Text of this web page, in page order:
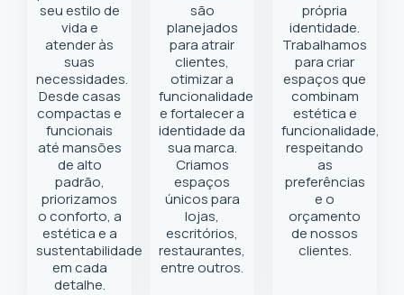
seu estilo de
vida e
atender às
suas
necessidades.
Desde casas
compactas e
funcionais
até mansões
de alto
padrão,
priorizamos
o conforto, a
estética e a
sustentabilidade
em cada
detalhe.
são
planejados
para atrair
clientes,
otimizar a
funcionalidade
e fortalecer a
identidade da
sua marca.
Criamos
espaços
únicos para
lojas,
escritórios,
restaurantes,
entre outros.
própria
identidade.
Trabalhamos
para criar
espaços que
combinam
estética e
funcionalidade,
respeitando
as
preferências
e o
orçamento
de nossos
clientes.